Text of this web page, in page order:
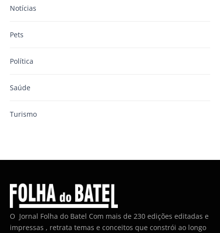
Notícias
Pets
Política
Saúde
Turismo
O Jornal Folha do Batel Com mais de 230 edições editadas e
impressas , retrata temas e conceitos que constrói ao longo